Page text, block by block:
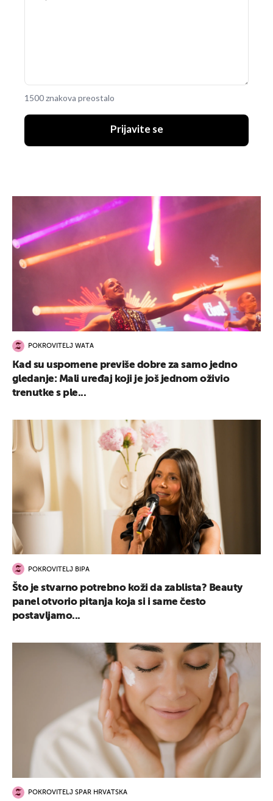
1500 znakova preostalo
Prijavite se
POKROVITELJ WATA
Kad su uspomene previše dobre za samo jedno
gledanje: Mali uređaj koji je još jednom oživio
trenutke s ple...
POKROVITELJ BIPA
Što je stvarno potrebno koži da zablista? Beauty
panel otvorio pitanja koja si i same često
postavljamo...
POKROVITELJ SPAR HRVATSKA